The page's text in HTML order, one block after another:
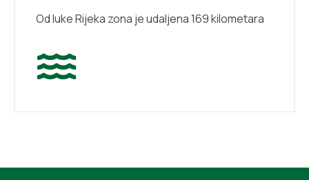
Od luke Rijeka zona je udaljena 169 kilometara